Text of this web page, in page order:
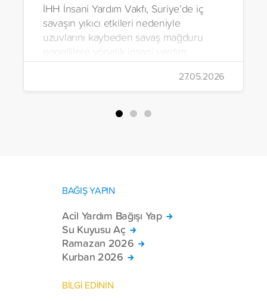
İHH İnsani Yardım Vakfı, Suriye’de iç
savaşın yıkıcı etkileri nedeniyle
uzuvlarını kaybeden savaş mağduru
engellilere yönelik insani yardım
çalışmalarını aralıksız sürdürüyor. Vakıf,
yürütülen son projeyle Suriye’nin Şam,
Halep, Hama, Humus ve İdlib
bölgelerinde zor şartlarda yaşayan
27.05.2026
BAĞIŞ YAPIN
Acil Yardım Bağışı Yap
Su Kuyusu Aç
Ramazan 2026
Kurban 2026
BİLGİ EDİNİN